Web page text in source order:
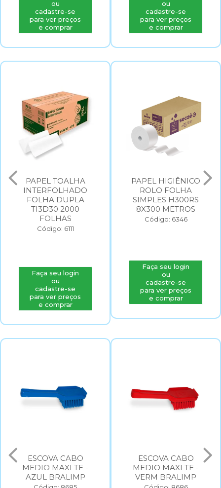
ou
cadastre-se
para ver preços
e comprar
ou
cadastre-se
para ver preços
e comprar
PAPEL HIGIÊNICO
ROLO FOLHA
SIMPLES H300RS
8X300 METROS
Código: 6346
Faça seu login
ou
cadastre-se
para ver preços
e comprar
PAPEL HIGIÊNICO
ROLO FOLHA
SIMPLES H500RS
8X500 METROS
Código: 6347
Faça seu login
ou
cadastre-se
para ver preços
e comprar
ESCOVA CABO
MEDIO MAXI TE -
AZUL BRALIMP
ESCOVA CABO
MEDIO MAXI TE -
VERM BRALIMP